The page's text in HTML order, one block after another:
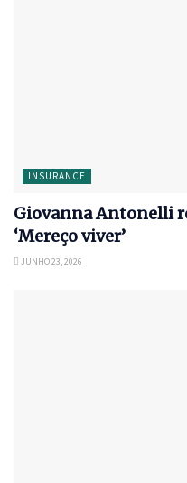
INSURANCE
Giovanna Antonelli
‘Mereço viver’
JUNHO 23, 2026